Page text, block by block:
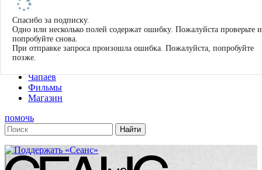
О нас
Журнал
Книги
Чапаев
Фильмы
Магазин
помочь
Спасибо за подписку.
Одно или несколько полей содержат ошибку. Пожалуйста проверьте и
попробуйте снова.
При отправке запроса произошла ошибка. Пожалуйста, попробуйте
позже.